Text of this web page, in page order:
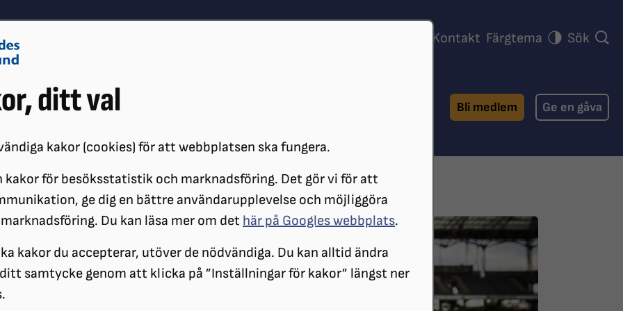
ditt val
kakor (cookies) för att webbplatsen ska fungera.
kakor för besöksstatistik och marknadsföring. Det gör vi för att
ge dig en bättre användarupplevelse och möjliggöra
Du kan läsa mer om det här på Googles webbplats.
kakor du accepterar, utöver de nödvändiga. Du kan alltid ändra
samtycke genom att klicka på ”Inställningar för kakor” längst ner
Kontakt Färgtema Sök
Påverkansarbete
Bli medlem Ge en gåva
FOTBOLLS-VM MED SYNTOLKNING VIA FIFA:S APP